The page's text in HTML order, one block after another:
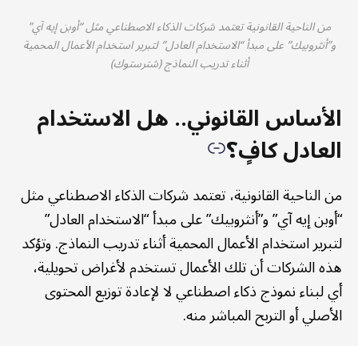
من الناحية القانونية تعتمد شركات الذكاء الاصطناعي مثل “أوبن إيه آي”
و”أنثروبيك” على مبدأ “الاستخدام العادل” لتبرير استخدام الأعمال المحمية
أثناء تدريب النماذج (شترستوك)
الأساس القانوني.. هل الاستخدام
العادل كافٍ؟
من الناحية القانونية، تعتمد شركات الذكاء الاصطناعي مثل
“أوبن إيه آي” و”أنثروبيك” على مبدأ “الاستخدام العادل”
لتبرير استخدام الأعمال المحمية أثناء تدريب النماذج. وتؤكد
هذه الشركات أن تلك الأعمال تستخدم لأغراض تحويلية،
أي لبناء نموذج ذكاء اصطناعي لا لإعادة توزيع المحتوى
الأصلي أو التربح المباشر منه.